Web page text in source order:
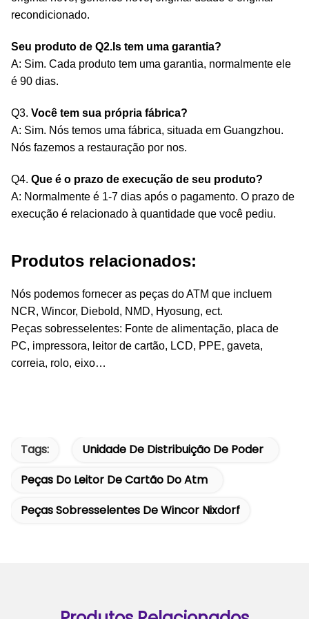
recondicionado.
Seu produto de Q2.Is tem uma garantia?
A: Sim. Cada produto tem uma garantia, normalmente ele
é 90 dias.
Q3. Você tem sua própria fábrica?
A: Sim. Nós temos uma fábrica, situada em Guangzhou.
Nós fazemos a restauração por nos.
Q4. Que é o prazo de execução de seu produto?
A: Normalmente é 1-7 dias após o pagamento. O prazo de
execução é relacionado à quantidade que você pediu.
Produtos relacionados:
Nós podemos fornecer as peças do ATM que incluem
NCR, Wincor, Diebold, NMD, Hyosung, ect.
Peças sobresselentes: Fonte de alimentação, placa de
PC, impressora, leitor de cartão, LCD, PPE, gaveta,
correia, rolo, eixo…
Tags:
Unidade De Distribuição De Poder
Peças Do Leitor De Cartão Do Atm
Peças Sobresselentes De Wincor Nixdorf